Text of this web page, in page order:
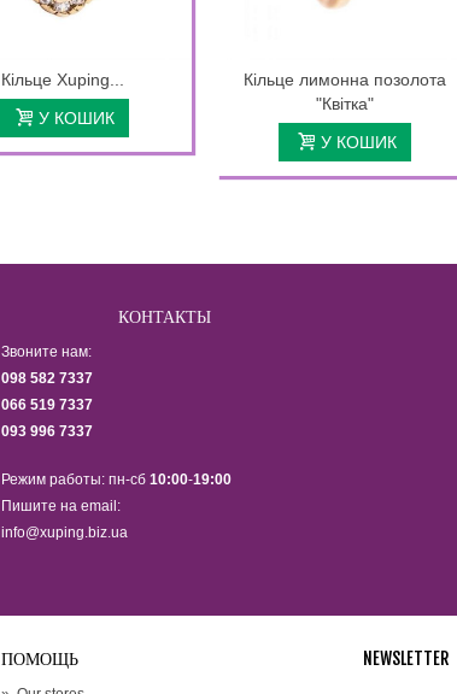
Кільце Xuping...
У КОШИК
Кільце лимонна позолота
"Квітка"
У КОШИК
КОНТАКТЫ
Звоните нам:
098 582 7337
066 519 7337
093 996 7337
Режим работы: пн-сб 10:00-19:00
Пишите на email:
info@xuping.biz.ua
ПОМОЩЬ NEWSLETTER